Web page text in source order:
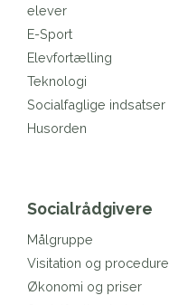
elever
E-Sport
Elevfortælling
Teknologi
Socialfaglige indsatser
Husorden
Socialrådgivere
Målgruppe
Visitation og procedure
Økonomi og priser